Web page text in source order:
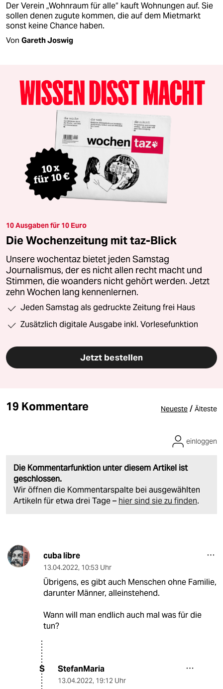
Der Verein „Wohnraum für alle“ kauft Wohnungen auf. Sie
sollen denen zugute kommen, die auf dem Mietmarkt
sonst keine Chance haben.
Von Gareth Joswig
10 Ausgaben für 10 Euro
Die Wochenzeitung mit taz-Blick
Unsere wochentaz bietet jeden Samstag
Journalismus, der es nicht allen recht macht und
Stimmen, die woanders nicht gehört werden. Jetzt
zehn Wochen lang kennenlernen.
Jeden Samstag als gedruckte Zeitung frei Haus
Zusätzlich digitale Ausgabe inkl. Vorlesefunktion
Jetzt bestellen
19 Kommentare Neueste / Älteste
Die Kommentarfunktion unter diesem Artikel ist
geschlossen.
Wir öffnen die Kommentarspalte bei ausgewählten
Artikeln für etwa drei Tage – hier sind sie zu finden.
einloggen
cuba libre
13.04.2022, 10:53 Uhr
Übrigens, es gibt auch Menschen ohne Familie,
darunter Männer, alleinstehend.
Wann will man endlich auch mal was für die
tun?
S StefanMaria
13.04.2022, 19:12 Uhr